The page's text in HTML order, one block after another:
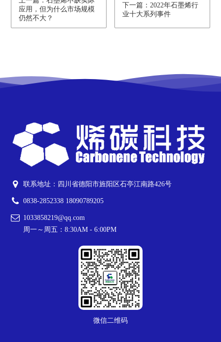
应用，但为什么市场规模
仍然不大？
下一篇：2022年石墨烯行
业十大系列事件
联系地址：四川省德阳市旌阳区石亭江南路426号
0838-2852338 18090789205
1033858219@qq.com
周一～周五：8:30AM - 6:00PM
微信二维码